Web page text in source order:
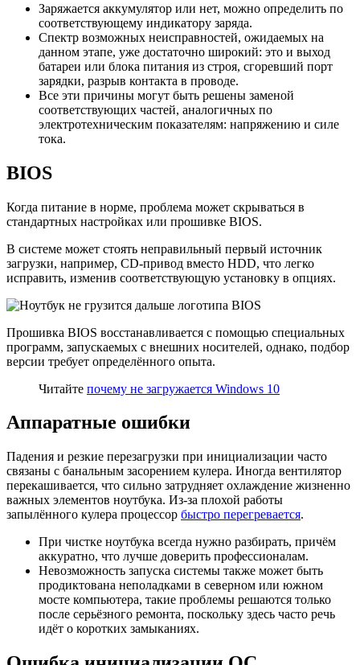
Заряжается аккумулятор или нет, можно определить по
соответствующему индикатору заряда.
Спектр возможных неисправностей, ожидаемых на
данном этапе, уже достаточно широкий: это и выход
батареи или блока питания из строя, сгоревший порт
зарядки, разрыв контакта в проводе.
Все эти причины могут быть решены заменой
соответствующих частей, аналогичных по
электротехническим показателям: напряжению и силе
тока.
BIOS
Когда питание в норме, проблема может скрываться в
стандартных настройках или прошивке BIOS.
В системе может стоять неправильный первый источник
загрузки, например, CD-привод вместо HDD, что легко
исправить, изменив соответствующую установку в опциях.
Прошивка BIOS восстанавливается с помощью специальных
программ, запускаемых с внешних носителей, однако, подбор
версии требует определённого опыта.
Читайте почему не загружается Windows 10
Аппаратные ошибки
Падения и резкие перезагрузки при инициализации часто
связаны с банальным засорением кулера. Иногда вентилятор
перекашивается, что сильно затрудняет охлаждение жизненно
важных элементов ноутбука. Из-за плохой работы
запылённого кулера процессор быстро перегревается.
При чистке ноутбука всегда нужно разбирать, причём
аккуратно, что лучше доверить профессионалам.
Невозможность запуска системы также может быть
продиктована неполадками в северном или южном
мосте компьютера, такие проблемы решаются только
после серьёзного ремонта, поскольку здесь часто речь
идёт о коротких замыканиях.